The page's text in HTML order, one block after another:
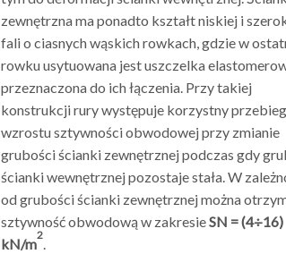
zewnętrzna ma ponadto kształt niskiej i
fali o ciasnych wąskich rowkach, gdzie w
rowku usytuowana jest uszczelka
przeznaczona do ich łączenia. Przy takiej
konstrukcji rury występuje korzystny przebieg
wzrostu sztywności obwodowej przy zmianie
grubości ścianki zewnętrznej podczas gdy
ścianki wewnętrznej pozostaje stała. W
od grubości ścianki zewnętrznej można
sztywność obwodową w zakresieSN = (4÷16)
kN/m
2
.